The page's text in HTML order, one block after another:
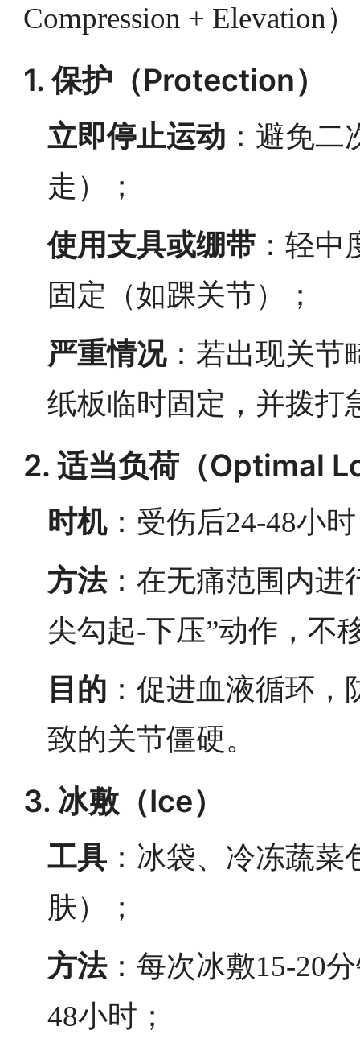
Compression + Elevation）
1. 保护（Protection）
立即停止运动 ：避免
走）；
使用支具或绷带 ：轻
固定（如踝关节）；
严重情况：若出现关节
纸板临时固定，并拨打
2. 适当负荷（Optimal
时机：受伤后24-48小
方法：在无痛范围内进
尖勾起-下压”动作，不
目的 ：促进血液循环
致的关节僵硬。
3. 冰敷（Ice）
工具 ：冰袋、冷冻蔬
肤）；
方法：每次冰敷15-20
48小时；